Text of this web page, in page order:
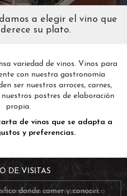
a elegir el vino que
su plato.
variedad de vinos. Vinos para
con nuestra gastronomía
ser nuestros arroces, carnes,
postres de elaboración
propia.
de vinos que se adapta a
y preferencias.
DE VISITAS
donde comer y conocer